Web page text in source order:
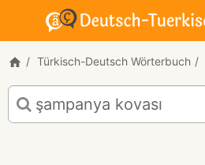
Türkisch-Deutsch Wörterbuch
Türkisch-
Deutsch
Übersetzung